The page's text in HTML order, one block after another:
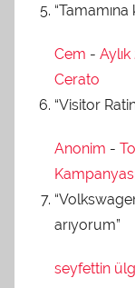
Cem -
Cerato
“Visitor
Anonim -
arıyorum”
seyfettin